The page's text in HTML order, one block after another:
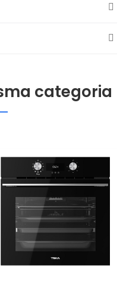
categoria